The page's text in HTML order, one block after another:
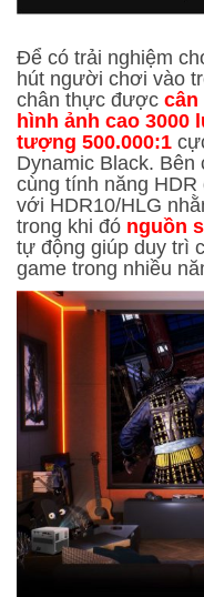
Để có trải nghiệm
hút người chơi vào
chân thực được cân
hình ảnh cao 3000
tượng 500.000:1
Dynamic Black. Bên
cùng tính năng
với HDR10/HLG
trong khi đó nguồn
tự động giúp duy trì
game trong nhiều